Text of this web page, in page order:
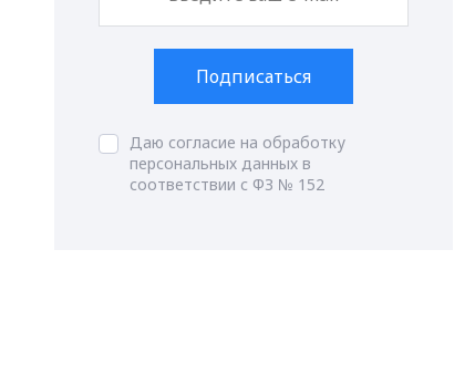
Подписаться
Даю согласие на обработку
персональных данных в
соответствии с ФЗ № 152